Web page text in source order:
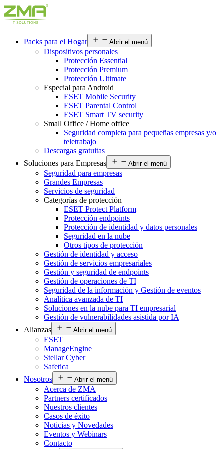
Packs para el Hogar Abrir el menú
Dispositivos personales
Protección Essential
Protección Premium
Protección Ultimate
Especial para Android
ESET Mobile Security
ESET Parental Control
ESET Smart TV security
Small Office / Home office
Seguridad completa para pequeñas empresas y/o
teletrabajo
Descargas gratuitas
Soluciones para Empresas
Abrir el menú
Seguridad para empresas
Grandes Empresas
Servicios de seguridad
Categorías de protección
ESET Protect Platform
Protección endpoints
Protección de identidad y datos personales
Seguridad en la nube
Otros tipos de protección
Gestión de identidad y acceso
Gestión de servicios empresariales
Gestión y seguridad de endpoints
Gestión de operaciones de TI
Seguridad de la información y Gestión de eventos
Analítica avanzada de TI
Soluciones en la nube para TI empresarial
Gestión de vulnerabilidades asistida por IA
Alianzas
Abrir el menú
ESET
ManageEngine
Stellar Cyber
Safetica
Nosotros
Abrir el menú
Acerca de ZMA
Partners certificados
Nuestros clientes
Casos de éxito
Noticias y Novedades
Eventos y Webinars
Contacto